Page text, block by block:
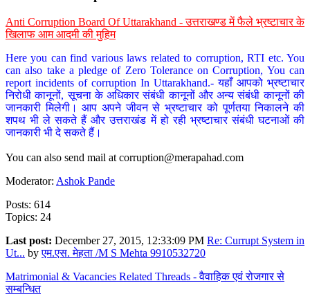
Anti Corruption Board Of Uttarakhand - उत्तराखण्ड में फैले भ्रष्टाचार के
खिलाफ आम आदमी की मुहिम
Here you can find various laws related to corruption, RTI etc. You
can also take a pledge of Zero Tolerance on Corruption, You can
report incidents of corruption In Uttarakhand.- यहाँ आपको भ्रष्टाचार
निरोधी कानूनों, सूचना के अधिकार संबंधी कानूनों और अन्य संबंधी कानूनों की
जानकारी मिलेगी। आप अपने जीवन से भ्रष्टाचार को पूर्णतया निकालने की
शपथ भी ले सकते हैं और उत्तराखंड में हो रही भ्रष्टाचार संबंधी घटनाओं की
जानकारी भी दे सकते हैं।
You can also send mail at corruption@merapahad.com
Moderator: Ashok Pande
Posts: 614
Topics: 24
Last post: December 27, 2015, 12:33:09 PM Re: Currupt System in
Ut... byएम.एस. मेहता /M S Mehta 9910532720
Matrimonial & Vacancies Related Threads - वैवाहिक एवं रोजगार से
सम्बन्धित